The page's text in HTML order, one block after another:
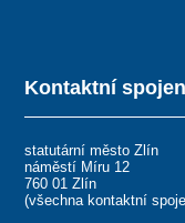
Kontaktní
statutární město Zlín
náměstí Míru 12
760 01 Zlín
(všechna kontaktní